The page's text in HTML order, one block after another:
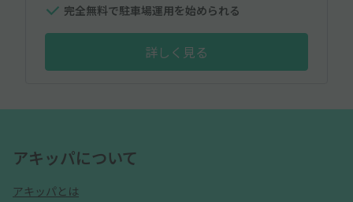
完全無料で駐車場運用を始められる
詳しく見る
アキッパについて
アキッパとは